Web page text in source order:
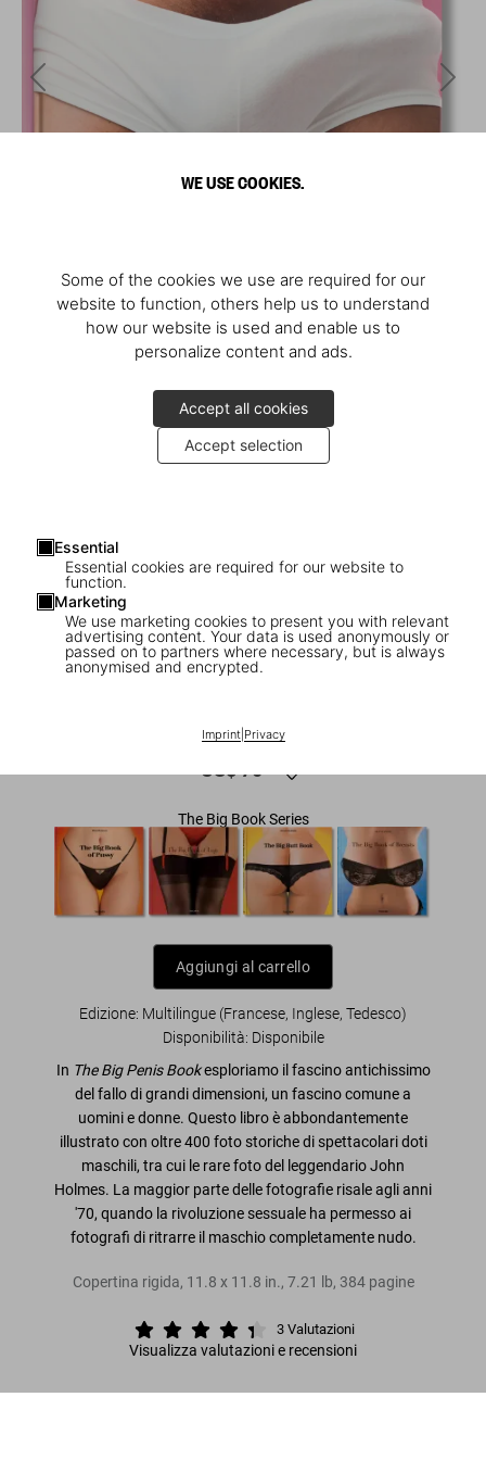
WE USE COOKIES.
Some of the cookies we use are required for our
website to function, others help us to understand
how our website is used and enable us to
personalize content and ads.
Accept all cookies
Accept selection
Essential
Essential cookies are required for our website to
function.
Marketing
We use marketing cookies to present you with relevant
advertising content. Your data is used anonymously or
passed on to partners where necessary, but is always
anonymised and encrypted.
Imprint| Privacy
1/7
The Big Penis Book
US$ 70
The Big Book Series
Aggiungi al carrello
Edizione: Multilingue (Francese, Inglese, Tedesco)
Disponibilità: Disponibile
In The Big Penis Bookesploriamo il fascino antichissimo
del fallo di grandi dimensioni, un fascino comune a
uomini e donne. Questo libro è abbondantemente
illustrato con oltre 400 foto storiche di spettacolari doti
maschili, tra cui le rare foto del leggendario John
Holmes. La maggior parte delle fotografie risale agli anni
'70, quando la rivoluzione sessuale ha permesso ai
fotografi di ritrarre il maschio completamente nudo.
Copertina rigida, 11.8 x 11.8 in., 7.21 lb, 384 pagine
3 Valutazioni
Visualizza valutazioni e recensioni